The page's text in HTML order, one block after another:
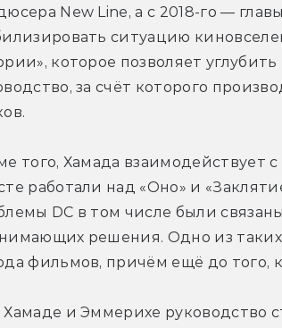
New Line, а с 2018-го —
ситуацию
которое позволяет
за счёт которого
того, Хамада взаимодействует
работали над «Оно» и
DC в том числе были
решения. Одно из
фильмов, причём ещё до того,
и Эммерихе руководство